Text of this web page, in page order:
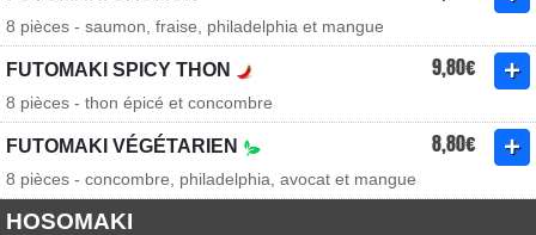
8 pièces - saumon, fraise, philadelphia et mangue
FUTOMAKI SPICY THON 9,80€
8 pièces - thon épicé et concombre
FUTOMAKI VÉGÉTARIEN 8,80€
8 pièces - concombre, philadelphia, avocat et mangue
HOSOMAKI